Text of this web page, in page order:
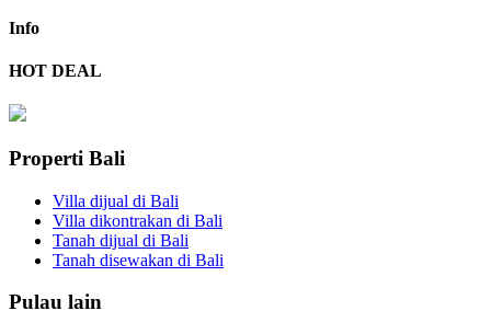
Info
HOT DEAL
Properti Bali
Villa dijual di Bali
Villa dikontrakan di Bali
Tanah dijual di Bali
Tanah disewakan di Bali
Pulau lain